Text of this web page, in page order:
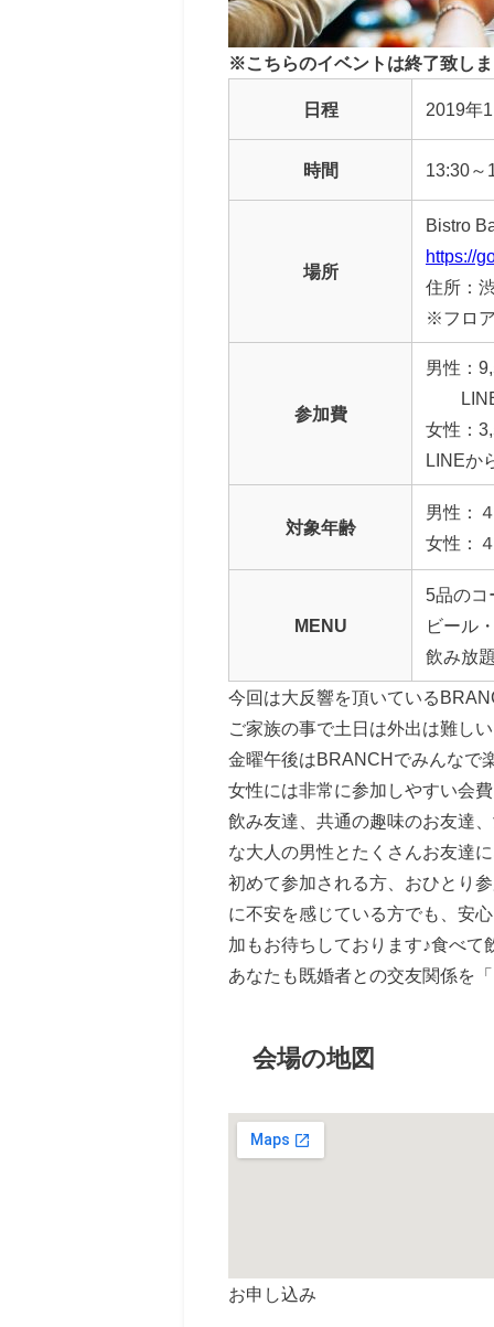
※こちらのイベントは終了致し
日程 2019年
時間 13:30～
場所
Bistro
https://
住所：
※フロ
参加費
男性：
LINE
女性：
LINEか
対象年齢
男性：
女性：
MENU
5品のコ
ビール
飲み放
今回は大反響を頂いている
ご家族の事で土日は外出は難し
金曜午後はBRANCHでみんなで
女性には非常に参加しやすい会
飲み友達、共通の趣味のお友達
な大人の男性とたくさんお友達
初めて参加される方、おひとり
に不安を感じている方でも、安
加もお待ちしております♪食べ
あなたも既婚者との交友関係を
会場の地図
お申し込み